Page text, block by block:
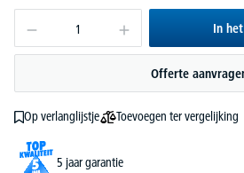
In
Offerte
Op verlanglijstje Toevoegen ter vergelijking
5 jaar garantie